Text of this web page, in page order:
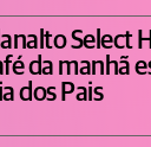
Select
da manhã
dos Pais